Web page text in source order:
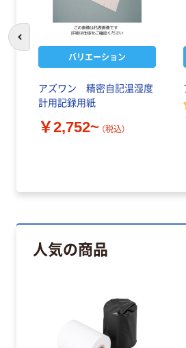
バリエーション
アズワン 精密自記温湿度
計用記録用紙
￥2,752~ （税込）
前のスライドへ
人気の商品